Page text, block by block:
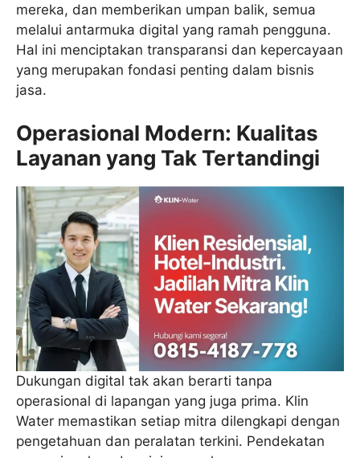
mereka, dan memberikan umpan balik, semua
melalui antarmuka digital yang ramah pengguna.
Hal ini menciptakan transparansi dan kepercayaan
yang merupakan fondasi penting dalam bisnis
jasa.
Operasional Modern: Kualitas
Layanan yang Tak Tertandingi
Dukungan digital tak akan berarti tanpa
operasional di lapangan yang juga prima. Klin
Water memastikan setiap mitra dilengkapi dengan
pengetahuan dan peralatan terkini. Pendekatan